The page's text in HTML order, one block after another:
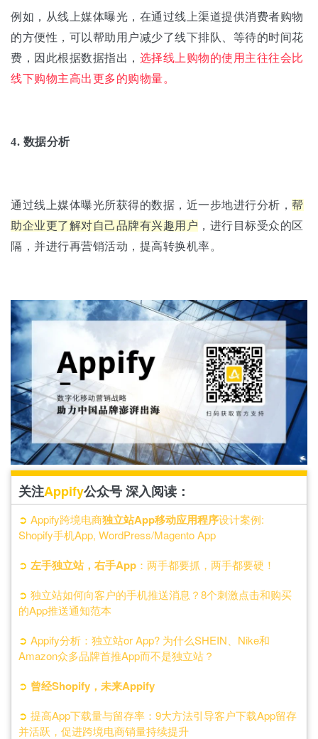
例如，从线上媒体曝光，在通过线上渠道提供消费者购物
的方便性，可以帮助用户减少了线下排队、等待的时间花
费，因此根据数据指出， 选择线上购物的使用主往往会比
线下购物主高出更多的购物量。
4. 数据分析
通过线上媒体曝光所获得的数据，近一步地进行分析， 帮
助企业更了解对自己品牌有兴趣用户 ，进行目标受众的区
隔，并进行再营销活动，提高转换机率。
关注Appify公众号 深入阅读：
➲ Appify跨境电商独立站App移动应用程序设计案例:
Shopify手机App, WordPress/Magento App
➲ 左手独立站，右手App ：两手都要抓，两手都要硬！
➲ 独立站如何向客户的手机推送消息？8个刺激点击和购买
的App推送通知范本
➲ Appify分析：独立站or App? 为什么SHEIN、Nike和
Amazon众多品牌首推App而不是独立站？
➲ 曾经Shopify，未来Appify
➲ 提高App下载量与留存率：9大方法引导客户下载App留存
并活跃，促进跨境电商销量持续提升